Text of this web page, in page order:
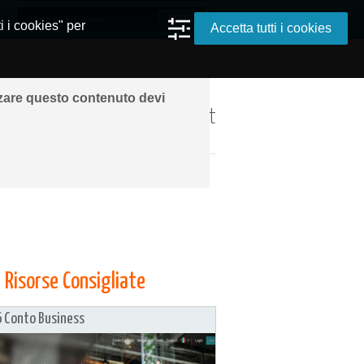
questo contenuto devi
ovunque grazie a Internet
Risorse Consigliate
Conto Business
i cookies" per
Accetta tutti i cookies